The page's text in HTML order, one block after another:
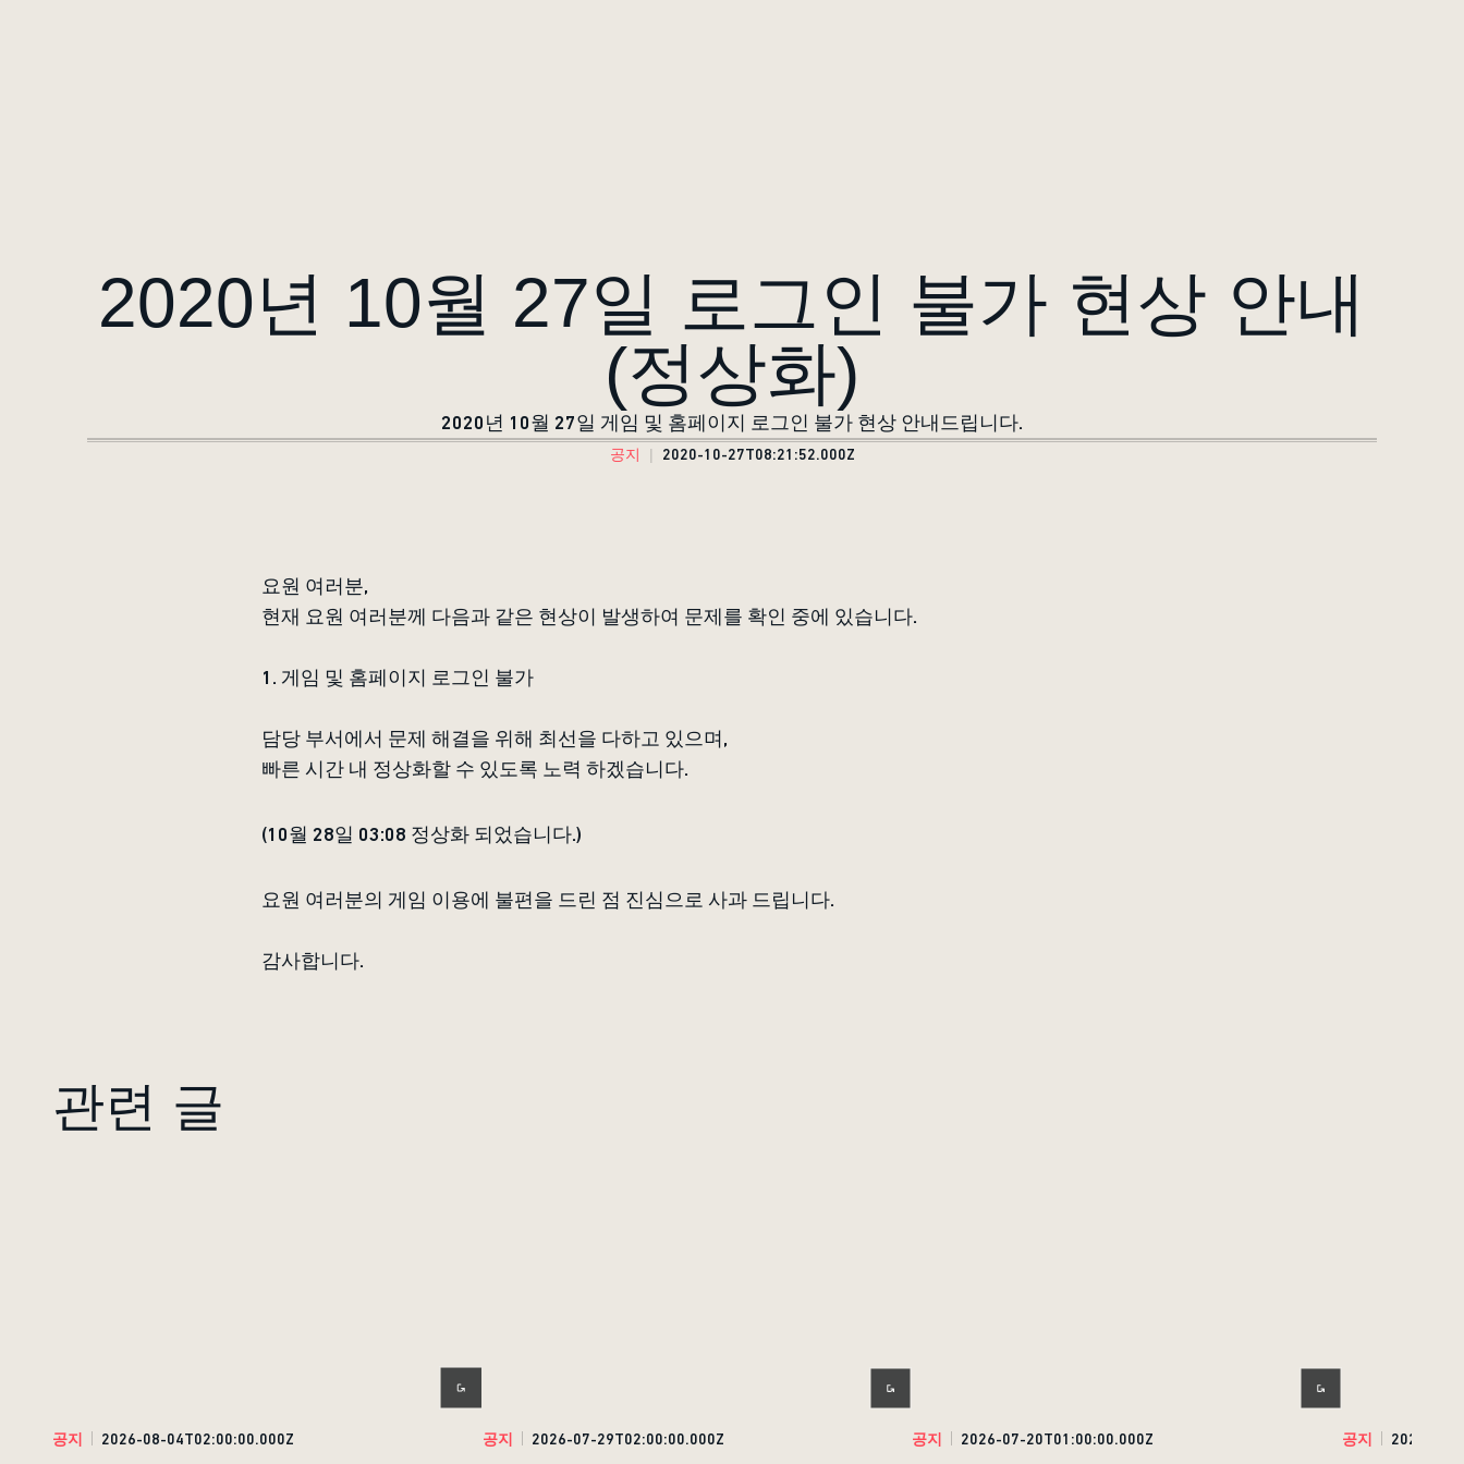
2020년 10월 27일 로그인 불가 현상 안내
(정상화)
2020년 10월 27일 게임 및 홈페이지 로그인 불가 현상 안내드립니다.
공지 2020-10-27T08:21:52.000Z
요원 여러분,
현재 요원 여러분께 다음과 같은 현상이 발생하여 문제를 확인 중에 있습니다.
1. 게임 및 홈페이지 로그인 불가
담당 부서에서 문제 해결을 위해 최선을 다하고 있으며,
빠른 시간 내 정상화할 수 있도록 노력 하겠습니다.
(10월 28일 03:08 정상화 되었습니다.)
요원 여러분의 게임 이용에 불편을 드린 점 진심으로 사과 드립니다.
감사합니다.
관련 글
공지 2026-08-04T02:00:00.000Z 공지 2026-07-29T02:00:00.000Z 공지 2026-07-20T01:00:00.000Z 공지 2026-07-